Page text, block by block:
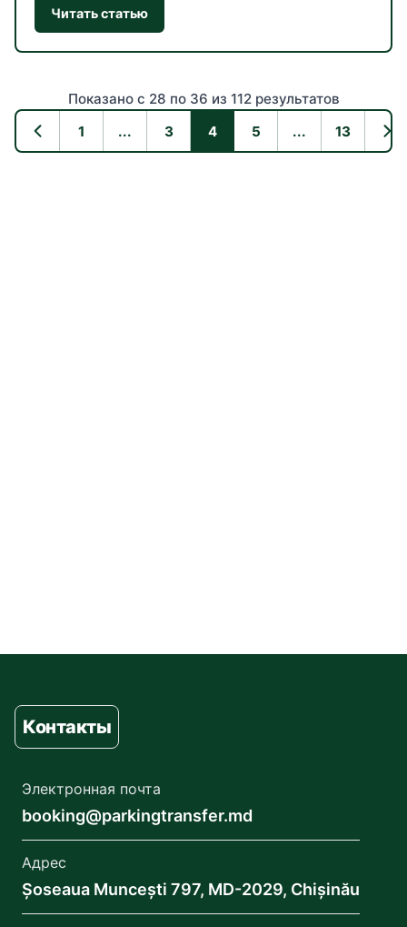
Читать статью
Показано с 28 по 36 из 112 результатов
1
... 3 4 5 ... 13
Контакты
Электронная почта
booking@parkingtransfer.md
Адрес
Șoseaua Muncești 797, MD-2029, Chișinău